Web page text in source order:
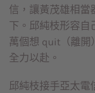
信，讓黃茂雄相當
下。邱純枝形容自
萬個想 quit（離開
全力以赴。
邱純枝接手亞太電